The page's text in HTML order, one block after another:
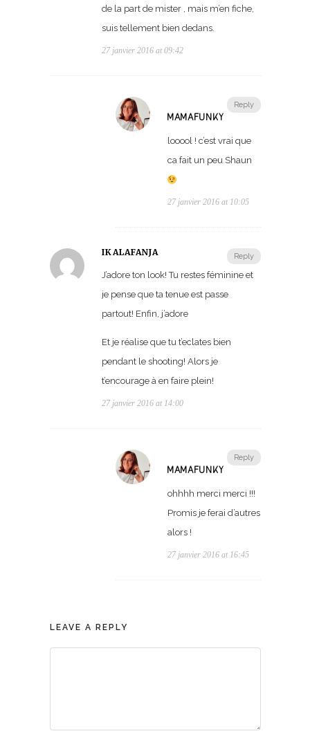
de la part de mister , mais m’en fiche,
suis tellement bien dedans.
27 janvier 2016 at 09:42
Reply
MAMAFUNKY
looool ! c’est vrai que
ca fait un peu Shaun
27 janvier 2016 at 10:05
Reply
IKALAFANJA
J’adore ton look! Tu restes féminine et
je pense que ta tenue est passe
partout! Enfin, j’adore
Et je réalise que tu t’eclates bien
pendant le shooting! Alors je
t’encourage à en faire plein!
27 janvier 2016 at 14:00
Reply
MAMAFUNKY
ohhhh merci merci !!!
Promis je ferai d’autres
alors !
27 janvier 2016 at 16:45
LEAVE A REPLY